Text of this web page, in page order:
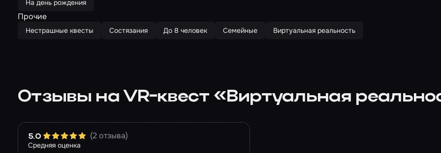
На день рождения
Прочие
Нестрашные квесты Состязания До 8 человек Семейные Виртуальная реальность
Отзывы на VR-квест «Виртуальная
Средняя оценка
5.0 (2 отзыва)